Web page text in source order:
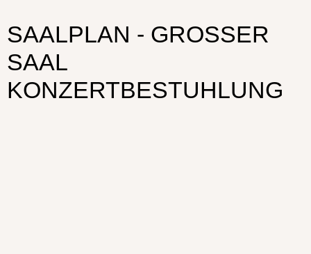
SAALPLAN - GROSSER S
AAL K
ONZERTBESTUHLUNG